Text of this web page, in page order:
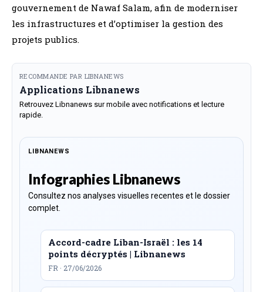
gouvernement de Nawaf Salam, afin de moderniser
les infrastructures et d’optimiser la gestion des
projets publics.
RECOMMANDE PAR LIBNANEWS
Applications Libnanews
Retrouvez Libnanews sur mobile avec notifications et lecture
rapide.
LIBNANEWS
Infographies Libnanews
Consultez nos analyses visuelles recentes et le dossier
complet.
Accord-cadre Liban-Israël : les 14
points décryptés | Libnanews
FR · 27/06/2026